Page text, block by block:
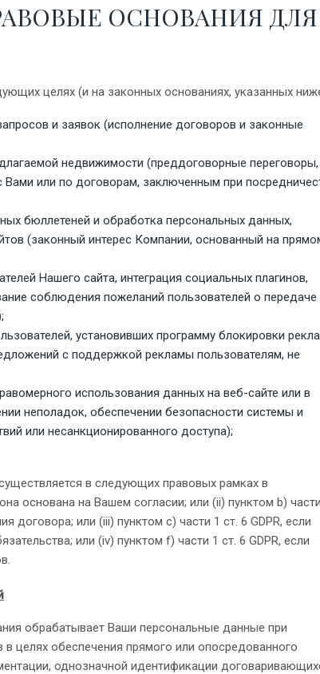
ОСНОВАНИЯ ДЛЯ
целях (и на законных основаниях, указанных
и заявок (исполнение договоров и законные
недвижимости (преддоговорные переговоры,
или по договорам, заключенным при
бюллетеней и обработка персональных данных,
(законный интерес Компании, основанный на
Нашего сайта, интеграция социальных плагинов,
соблюдения пожеланий пользователей о передаче
установивших программу блокировки
с поддержкой рекламы пользователям, не
использования данных на веб-сайте или в
неполадок, обеспечении безопасности системы и
или несанкционированного доступа);
в следующих правовых рамках в
основана на Вашем согласии; или (ii) пунктом b)
договора; или (iii) пунктом с) части 1 ст. 6 GDPR, если
или (iv) пунктом f) части 1 ст. 6 GDPR, если
обрабатывает Ваши персональные данные при
целях обеспечения прямого или опосредованного
однозначной идентификации